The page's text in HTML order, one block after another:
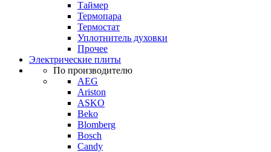
Таймер
Термопара
Термостат
Уплотнитель духовки
Прочее
Электрические плиты
По производителю
AEG
Ariston
ASKO
Beko
Blomberg
Bosch
Candy